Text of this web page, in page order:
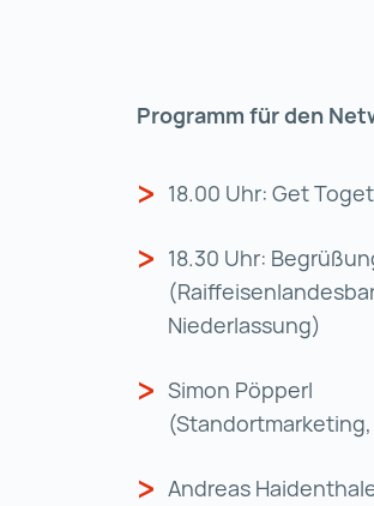
Programm für den
18.00 Uhr: Get
18.30 Uhr:
Niederlassung)
Simon Pöpperl
Andreas